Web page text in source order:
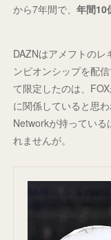
から7年間で、 年間10
DAZNはアメフトの
ンピオンシップを配
て限定したのは、
に関係していると思
Networkが持っている
れませんが。